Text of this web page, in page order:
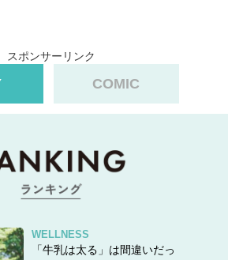
スポンサーリンク
COMIC
WELLNESS
「牛乳は太る」は間違いだっ